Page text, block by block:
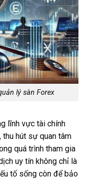
lý sàn Forex
lĩnh vực tài chính
hút sự quan tâm
quá trình tham gia
uy tín không chỉ là
tố sống còn để bảo